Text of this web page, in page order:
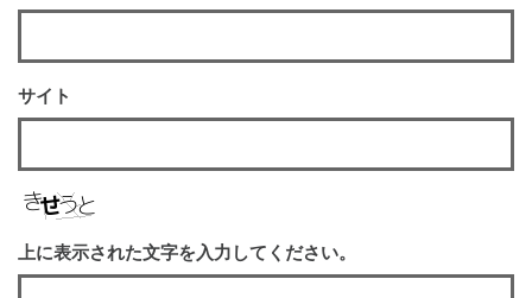
サイト
上に表示された文字を入力してください。